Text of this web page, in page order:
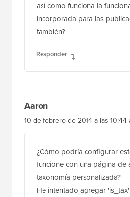
así como funciona la
incorporada para las
también?
Responder
Aaron
10 de febrero de 2014 a las 10:44
¿Cómo podría configurar
funcione con una página de
taxonomía personalizada?
He intentado agregar